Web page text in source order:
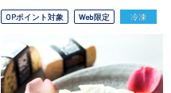
OPポイント対象 Web限定 冷凍